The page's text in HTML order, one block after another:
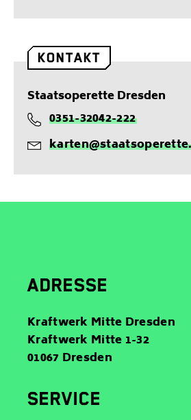
e
t KONTAKT
Staatsoperette Dresden
T
e
f
0351-32042-222
E
-
a
ADRESSE
Kraftwerk Mitte Dresden
Kraftwerk Mitte 1-32
01067 Dresden
SERVICE